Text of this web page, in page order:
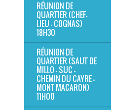
RÉUNION DE
QUARTIER (CHEF-
LIEU - COGNAS)
18H30
RÉUNION DE
QUARTIER (SAUT DE
MILLO - SUC -
CHEMIN DU CAYRE -
MONT MACARON)
11H00